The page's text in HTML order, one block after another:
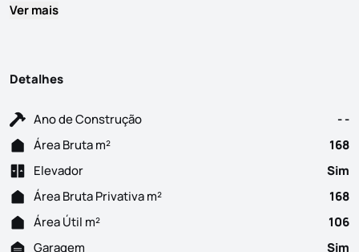
Ver mais
Detalhes
Ano de Construção
- -
Área Bruta m²
168
Elevador
Sim
Área Bruta Privativa m²
168
Área Útil m²
106
Garagem
Sim